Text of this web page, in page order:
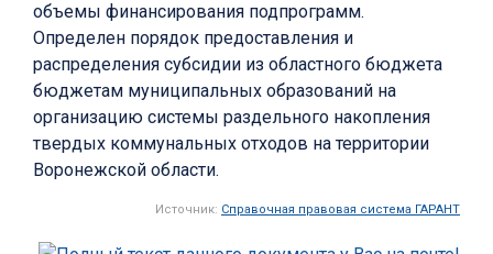
объемы финансирования подпрограмм.
Определен порядок предоставления и
распределения субсидии из областного бюджета
бюджетам муниципальных образований на
организацию системы раздельного накопления
твердых коммунальных отходов на территории
Воронежской области.
Источник: Справочная правовая система ГАРАНТ